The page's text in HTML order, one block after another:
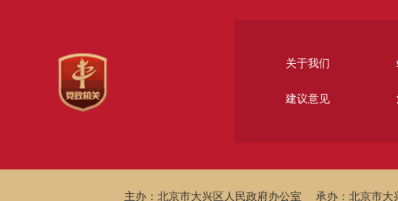
关于我们
建议意见
主办：北京市大兴区人民政府办公室 承办：北京市大